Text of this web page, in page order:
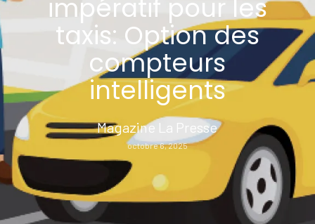
impératif pour les
taxis: Option des
compteurs
intelligents
Magazine La Presse
octobre 6, 2025